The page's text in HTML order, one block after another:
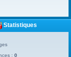
Statistiques
:0